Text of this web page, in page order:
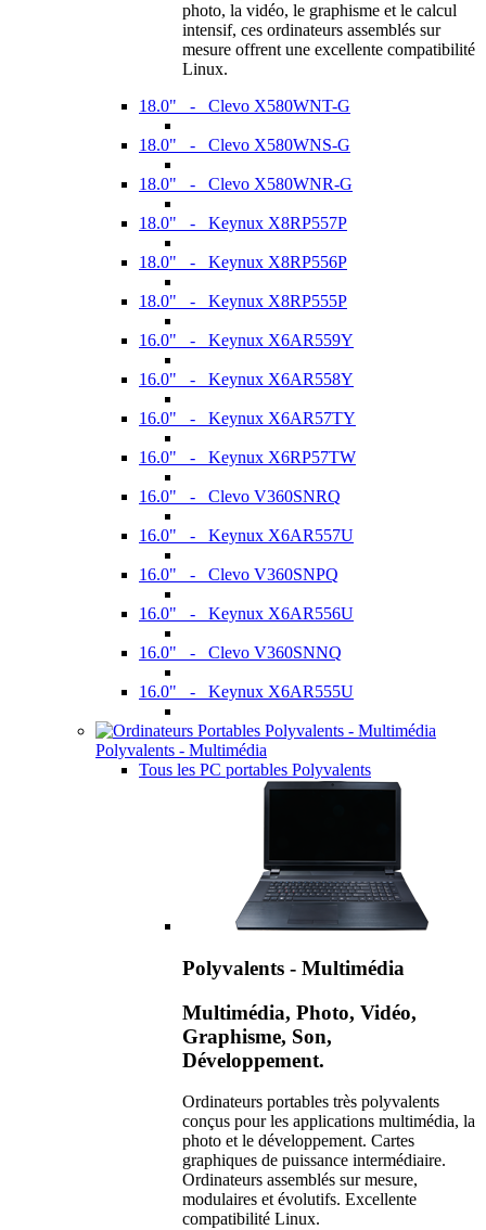
photo, la vidéo, le graphisme et le calcul
intensif, ces ordinateurs assemblés sur
mesure offrent une excellente compatibilité
Linux.
18.0" - Clevo X580WNT-G
18.0" - Clevo X580WNS-G
18.0" - Clevo X580WNR-G
18.0" - Keynux X8RP557P
18.0" - Keynux X8RP556P
18.0" - Keynux X8RP555P
16.0" - Keynux X6AR559Y
16.0" - Keynux X6AR558Y
16.0" - Keynux X6AR57TY
16.0" - Keynux X6RP57TW
16.0" - Clevo V360SNRQ
16.0" - Keynux X6AR557U
16.0" - Clevo V360SNPQ
16.0" - Keynux X6AR556U
16.0" - Clevo V360SNNQ
16.0" - Keynux X6AR555U
Polyvalents - Multimédia
Tous les PC portables Polyvalents
Polyvalents - Multimédia
Multimédia, Photo, Vidéo,
Graphisme, Son,
Développement.
Ordinateurs portables très polyvalents
conçus pour les applications multimédia, la
photo et le développement. Cartes
graphiques de puissance intermédiaire.
Ordinateurs assemblés sur mesure,
modulaires et évolutifs. Excellente
compatibilité Linux.